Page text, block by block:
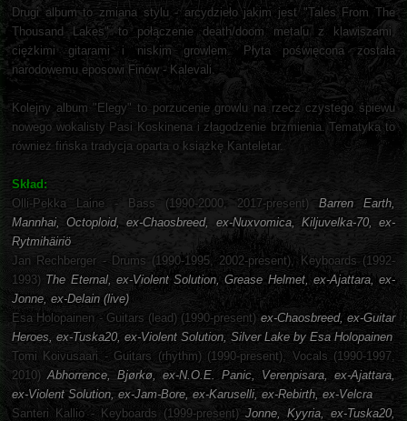
Drugi album to zmiana stylu - arcydzieło jakim jest "Tales From The
Thousand Lakes" to połączenie death/doom metalu z klawiszami,
ciężkimi gitarami i niskim growlem. Płyta poświęcona została
narodowemu eposowi Finów - Kalevali.
Kolejny album "Elegy" to porzucenie growlu na rzecz czystego śpiewu
nowego wokalisty Pasi Koskinena i złagodzenie brzmienia. Tematyka to
również fińska tradycja oparta o książkę Kanteletar.
Skład:
Olli-Pekka Laine - Bass (1990-2000, 2017-present) Barren Earth,
Mannhai, Octoploid, ex-Chaosbreed, ex-Nuxvomica, Kiljuvelka-70, ex-
Rytmihäiriö
Jan Rechberger - Drums (1990-1995, 2002-present), Keyboards (1992-
1993) The Eternal, ex-Violent Solution, Grease Helmet, ex-Ajattara, ex-
Jonne, ex-Delain (live)
Esa Holopainen - Guitars (lead) (1990-present) ex-Chaosbreed, ex-Guitar
Heroes, ex-Tuska20, ex-Violent Solution, Silver Lake by Esa Holopainen
Tomi Koivusaari - Guitars (rhythm) (1990-present), Vocals (1990-1997,
2010) Abhorrence, Bjørkø, ex-N.O.E. Panic, Verenpisara, ex-Ajattara,
ex-Violent Solution, ex-Jam-Bore, ex-Karuselli, ex-Rebirth, ex-Velcra
Santeri Kallio - Keyboards (1999-present) Jonne, Kyyria, ex-Tuska20,